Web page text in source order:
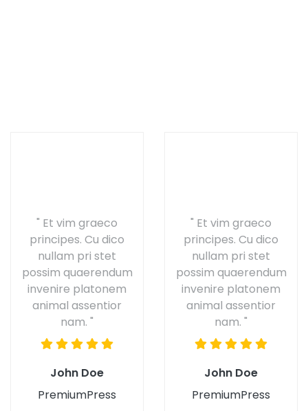
" Et vim graeco
principes. Cu dico
nullam pri stet
possim quaerendum
invenire platonem
animal assentior
nam. "
John Doe
PremiumPress
" Et vim graeco
principes. Cu dico
nullam pri stet
possim quaerendum
invenire platonem
animal assentior
nam. "
John Doe
PremiumPress